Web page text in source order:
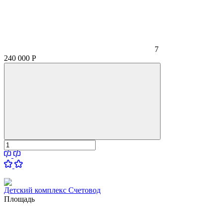
7
240 000 Р
Детский комплекс Счетовод
Площадь